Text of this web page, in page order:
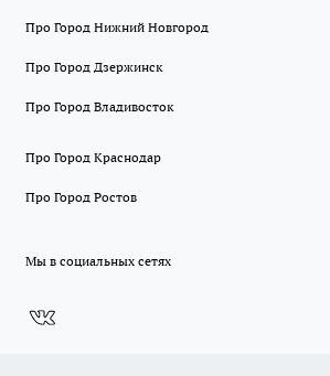
Про Город Нижний Новгород
Про Город Дзержинск
Про Город Владивосток
Про Город Краснодар
Про Город Ростов
Мы в социальных сетях